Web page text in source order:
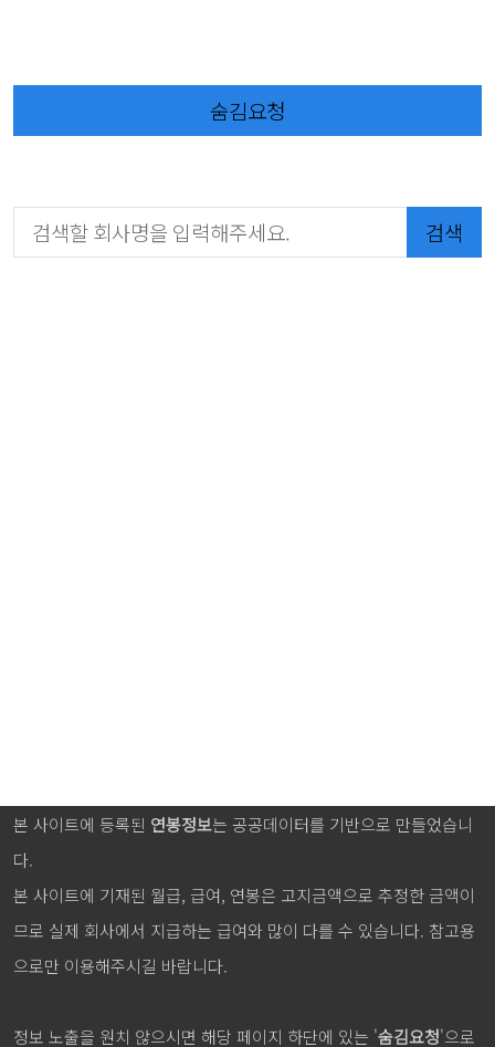
숨김요청
검색
본 사이트에 등록된 연봉정보는 공공데이터를 기반으로 만들었습니
다.
본 사이트에 기재된 월급, 급여, 연봉은 고지금액으로 추정한 금액이
므로 실제 회사에서 지급하는 급여와 많이 다를 수 있습니다. 참고용
으로만 이용해주시길 바랍니다.
정보 노출을 원치 않으시면 해당 페이지 하단에 있는 '숨김요청'으로